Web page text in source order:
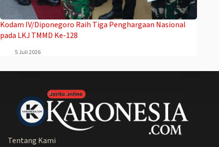
Kodam IV/Diponegoro Raih Tiga Penghargaan Nasional
pada LKJ TMMD Ke-128
5 Juli 2026
Tentang Kami